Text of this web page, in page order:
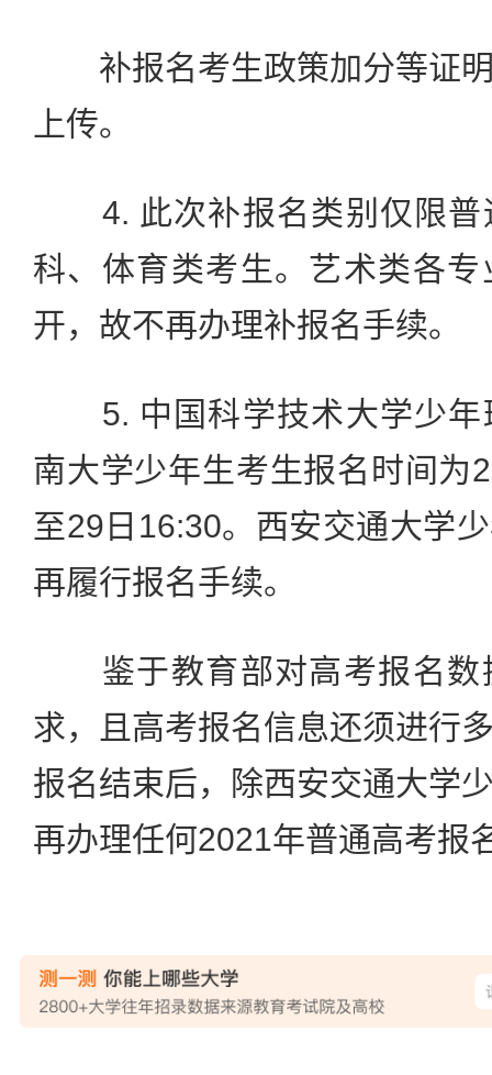
补报名考生政策加分等证明
上传。
4. 此次补报名类别仅限普
科、体育类考生。艺术类各
开，故不再办理补报名手续。
5. 中国科学技术大学少年
南大学少年生考生报名时间为
至29日16:30。西安交通大学
再履行报名手续。
鉴于教育部对高考报名数
求，且高考报名信息还须进行
报名结束后，除西安交通大学
再办理任何2021年普通高考报